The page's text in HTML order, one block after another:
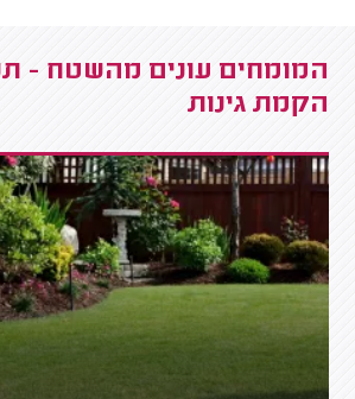
המומחים עונים מהשטח -
הקמת גינות